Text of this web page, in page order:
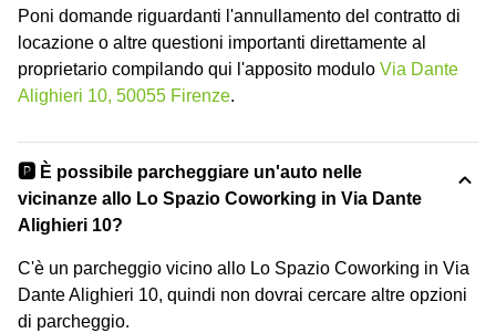
Poni domande riguardanti l'annullamento del contratto di
locazione o altre questioni importanti direttamente al
proprietario compilando qui l'apposito modulo Via Dante
Alighieri 10, 50055 Firenze.
🅿️ È possibile parcheggiare un'auto nelle
vicinanze allo Lo Spazio Coworking in Via Dante
Alighieri 10?
C'è un parcheggio vicino allo Lo Spazio Coworking in Via
Dante Alighieri 10, quindi non dovrai cercare altre opzioni
di parcheggio.